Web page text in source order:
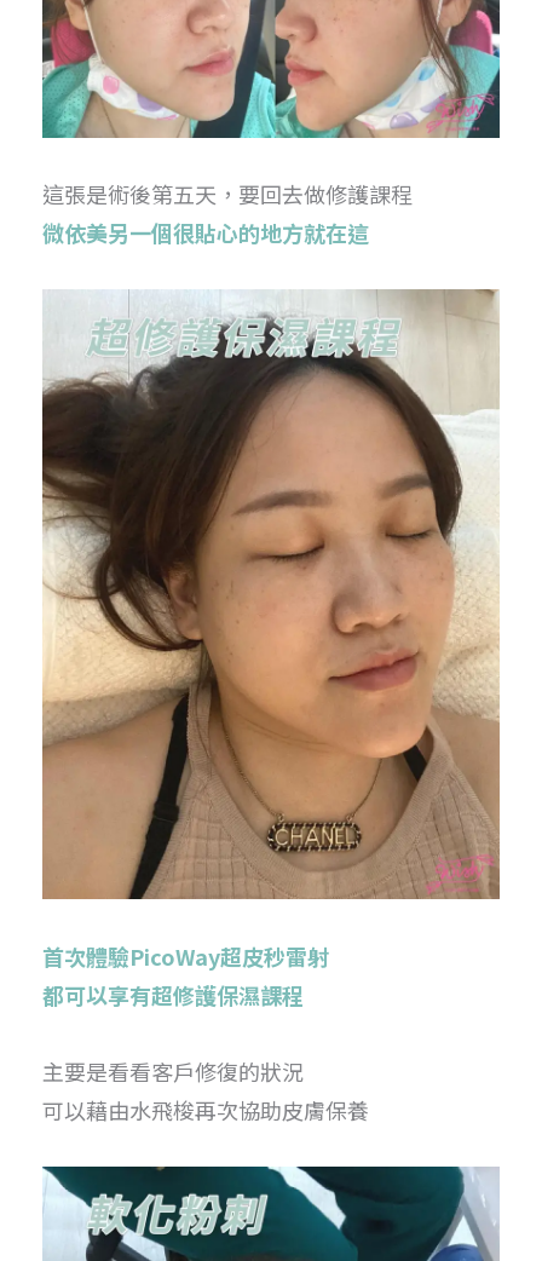
這張是術後第五天，要回去做修護課程
微依美另一個很貼心的地方就在這
首次體驗PicoWay超皮秒雷射
都可以享有超修護保濕課程
主要是看看客戶修復的狀況
可以藉由水飛梭再次協助皮膚保養